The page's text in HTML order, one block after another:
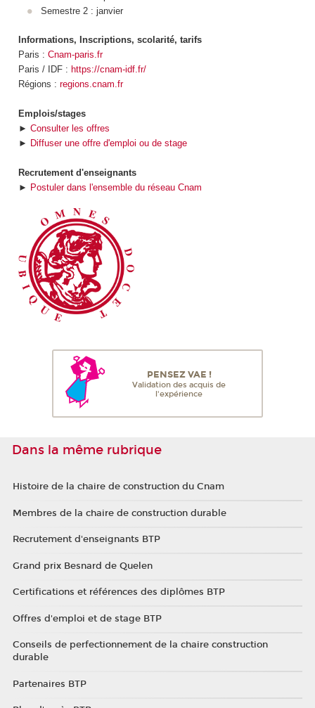
Semestre 2 : janvier
Informations, Inscriptions, scolarité, tarifs
Paris : Cnam-paris.fr
Paris / IDF : https://cnam-idf.fr/
Régions : regions.cnam.fr
Emplois/stages
► Consulter les offres
► Diffuser une offre d'emploi ou de stage
Recrutement d'enseignants
► Postuler dans l'ensemble du réseau Cnam
PENSEZ VAE !
Validation des acquis de
l'expérience
Dans la même rubrique
Histoire de la chaire de construction du Cnam
Membres de la chaire de construction durable
Recrutement d'enseignants BTP
Grand prix Besnard de Quelen
Certifications et références des diplômes BTP
Offres d'emploi et de stage BTP
Conseils de perfectionnement de la chaire construction
durable
Partenaires BTP